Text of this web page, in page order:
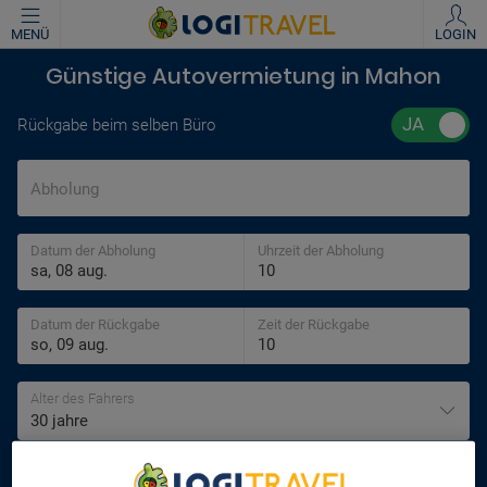
MENÜ LOGIN
Günstige Autovermietung in Mahon
Rückgabe beim selben Büro
Abholung
Datum der Abholung Uhrzeit der Abholung
Datum der Rückgabe Zeit der Rückgabe
Alter des Fahrers
30 jahre